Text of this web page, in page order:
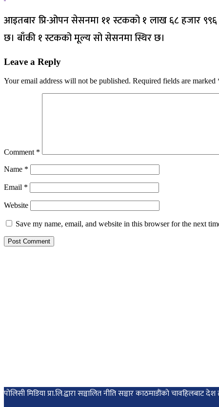
आइतबार प्रि-ओपन सेसनमा ११ स्टकको १ लाख ६८ हजार
छ। बाँकी १ स्टकको मूल्य सो सेसनमा स्थिर छ।
Leave a Reply
Your email address will not be published. Required fields are marked
Comment *
Name *
Email *
Website
Save my name, email, and website in this browser for the next
पोलिसी मिडिया प्रा.लि.द्वारा सञ्चालित नीति सञ्चार काठमाडाैंकाे